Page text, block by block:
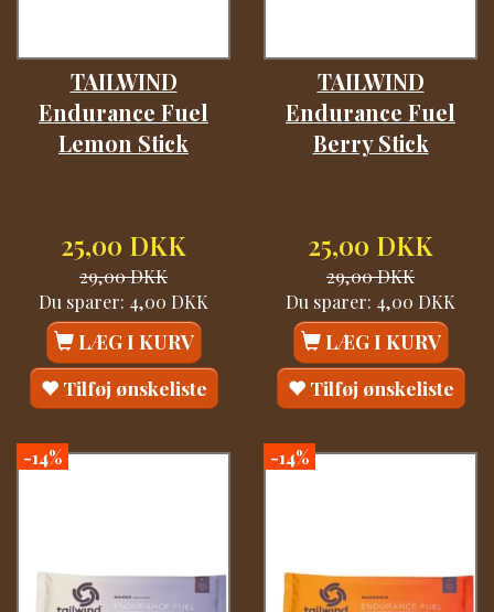
TAILWIND
Endurance Fuel
Lemon Stick
25,00 DKK
29,00 DKK
Du sparer: 4,00 DKK
LÆG I KURV
Tilføj ønskeliste
TAILWIND
Endurance Fuel
Berry Stick
25,00 DKK
29,00 DKK
Du sparer: 4,00 DKK
LÆG I KURV
Tilføj ønskeliste
-14% -14%